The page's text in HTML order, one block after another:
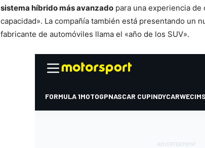
sistema híbrido más avanzado para una experiencia
capacidad». La compañía también está presentando un
fabricante de automóviles llama el «año de los SUV».